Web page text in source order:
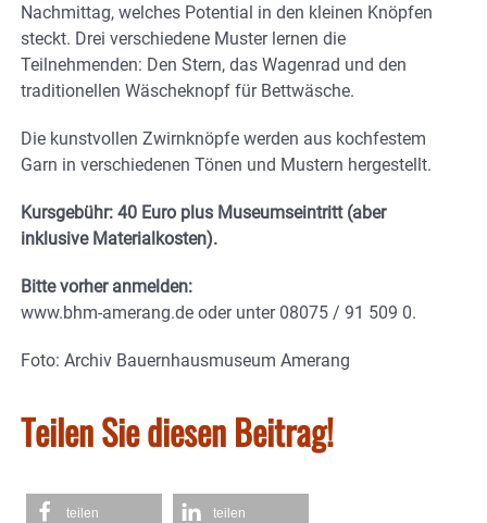
Nachmittag, welches Potential in den kleinen Knöpfen
steckt. Drei verschiedene Muster lernen die
Teilnehmenden: Den Stern, das Wagenrad und den
traditionellen Wäscheknopf für Bettwäsche.
Die kunstvollen Zwirnknöpfe werden aus kochfestem
Garn in verschiedenen Tönen und Mustern hergestellt.
Kursgebühr: 40 Euro plus Museumseintritt (aber
inklusive Materialkosten).
Bitte vorher anmelden:
www.bhm-amerang.de oder unter 08075 / 91 509 0.
Foto: Archiv Bauernhausmuseum Amerang
Teilen Sie diesen Beitrag!
teilen teilen